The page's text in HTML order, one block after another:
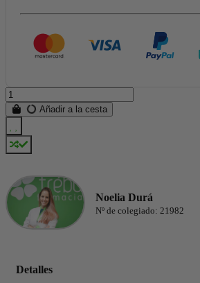
Añadir a la cesta
Noelia Durá
Nº de colegiado: 21982
Detalles